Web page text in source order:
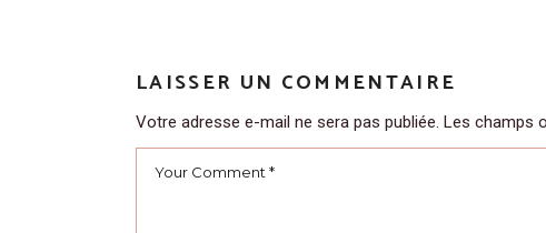
LAISSER UN COMMENTAIRE
Votre adresse e-mail ne sera pas publiée. Les champs